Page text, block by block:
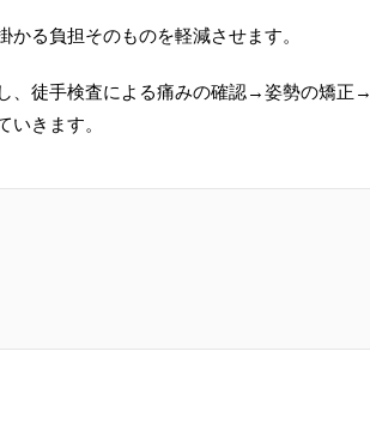
る負担そのものを軽減させます。
、徒手検査による痛みの確認→姿勢の矯正→
きます。